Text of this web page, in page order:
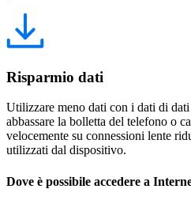
Risparmio dati
Utilizzare meno dati con i dati di
abbassare la bolletta del telefono o
velocemente su connessioni lente
utilizzati dal dispositivo.
Dove è possibile accedere a